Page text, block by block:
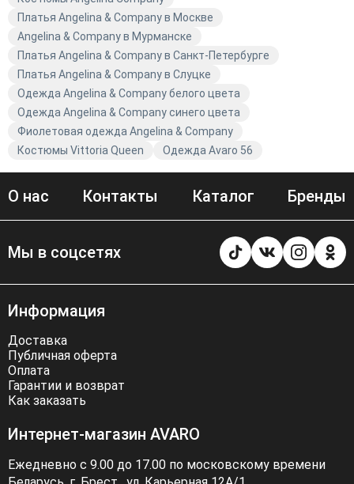
Платья Angelina & Company в Москве
Angelina & Company в Мурманске
Платья Angelina & Company в Санкт-Петербурге
Платья Angelina & Company в Слуцке
Одежда Angelina & Company белого цвета
Одежда Angelina & Company синего цвета
Фиолетовая одежда Angelina & Company
Костюмы Vittoria Queen
Одежда Avaro 56
О нас Контакты Каталог Бренды
Мы в соцсетях
Информация
Доставка
Публичная оферта
Оплата
Гарантии и возврат
Как заказать
Интернет-магазин AVARO
Ежедневно с 9.00 до 17.00 по московскому времени